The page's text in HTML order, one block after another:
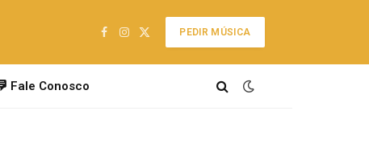
Facebook
Instagram
X
PEDIR MÚSICA
Fale Conosco